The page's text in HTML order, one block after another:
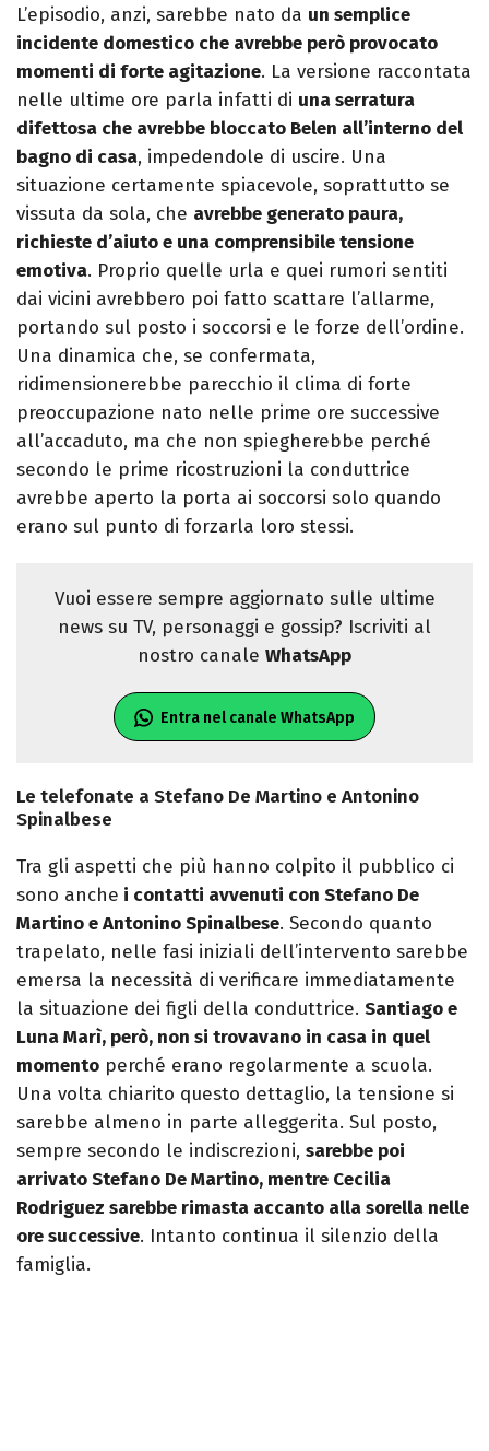
L’episodio, anzi, sarebbe nato da un semplice
incidente domestico che avrebbe però provocato
momenti di forte agitazione. La versione raccontata
nelle ultime ore parla infatti di una serratura
difettosa che avrebbe bloccato Belen all’interno del
bagno di casa, impedendole di uscire. Una
situazione certamente spiacevole, soprattutto se
vissuta da sola, che avrebbe generato paura,
richieste d’aiuto e una comprensibile tensione
emotiva. Proprio quelle urla e quei rumori sentiti
dai vicini avrebbero poi fatto scattare l’allarme,
portando sul posto i soccorsi e le forze dell’ordine.
Una dinamica che, se confermata,
ridimensionerebbe parecchio il clima di forte
preoccupazione nato nelle prime ore successive
all’accaduto, ma che non spiegherebbe perché
secondo le prime ricostruzioni la conduttrice
avrebbe aperto la porta ai soccorsi solo quando
erano sul punto di forzarla loro stessi.
Vuoi essere sempre aggiornato sulle ultime
news su TV, personaggi e gossip? Iscriviti al
nostro canale WhatsApp
Entra nel canale WhatsApp
Le telefonate a Stefano De Martino e Antonino
Spinalbese
Tra gli aspetti che più hanno colpito il pubblico ci
sono anche i contatti avvenuti con Stefano De
Martino e Antonino Spinalbese. Secondo quanto
trapelato, nelle fasi iniziali dell’intervento sarebbe
emersa la necessità di verificare immediatamente
la situazione dei figli della conduttrice. Santiago e
Luna Marì, però, non si trovavano in casa in quel
momento perché erano regolarmente a scuola.
Una volta chiarito questo dettaglio, la tensione si
sarebbe almeno in parte alleggerita. Sul posto,
sempre secondo le indiscrezioni, sarebbe poi
arrivato Stefano De Martino, mentre Cecilia
Rodriguez sarebbe rimasta accanto alla sorella nelle
ore successive. Intanto continua il silenzio della
famiglia.